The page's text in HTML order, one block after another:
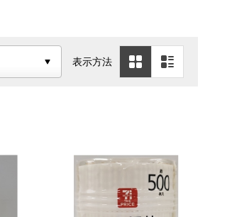
表示方法